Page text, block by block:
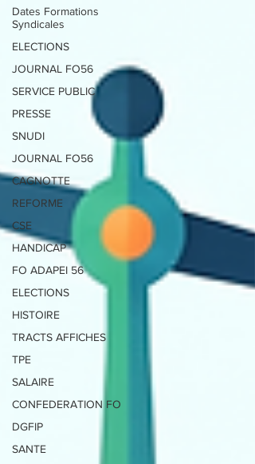
Dates Formations
Syndicales
ELECTIONS
JOURNAL FO56
SERVICE PUBLIC
PRESSE
SNUDI
JOURNAL FO56
CAGNOTTE
REFORME
CSE
HANDICAP
FO ADAPEI 56
ELECTIONS
HISTOIRE
TRACTS AFFICHES
TPE
SALAIRE
CONFEDERATION FO
DGFIP
SANTE